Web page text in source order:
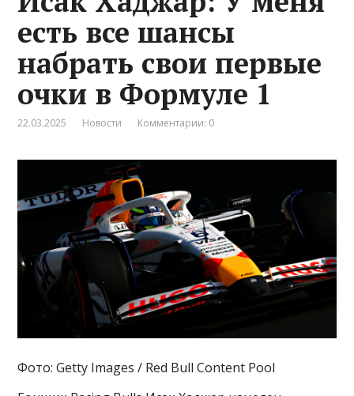
есть все шансы
набрать свои первые
очки в Формуле 1
22.03.2025 Новости Комментарии: 0
Фото: Getty Images / Red Bull Content Pool